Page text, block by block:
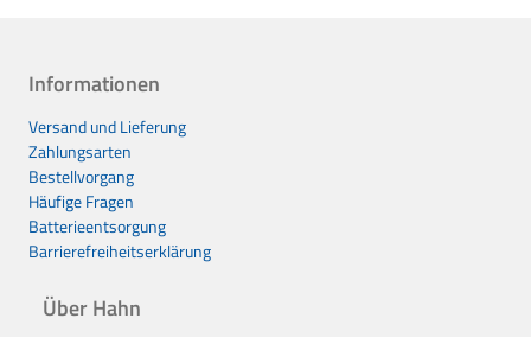
Informationen
Versand und Lieferung
Zahlungsarten
Bestellvorgang
Häufige Fragen
Batterieentsorgung
Barrierefreiheitserklärung
Über Hahn